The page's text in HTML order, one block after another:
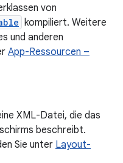
von
kompiliert. Weitere
und anderen
App-Ressourcen –
XML-Datei, die das
beschreibt.
Sie unter Layout-